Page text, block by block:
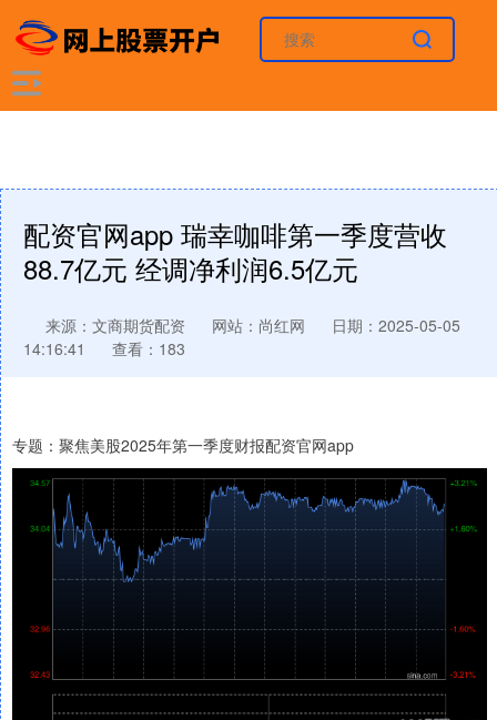
配资官网app 瑞幸咖啡第一季度营收
88.7亿元 经调净利润6.5亿元
来源：文商期货配资 网站：尚红网
日期：2025-05-05
14:16:41
查看：183
专题：聚焦美股2025年第一季度财报配资官网app